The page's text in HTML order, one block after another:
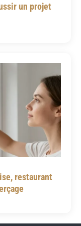
un projet
restaurant